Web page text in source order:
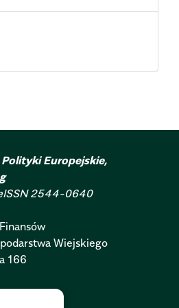
Europejskie,
2544-0640
Wiejskiego
166